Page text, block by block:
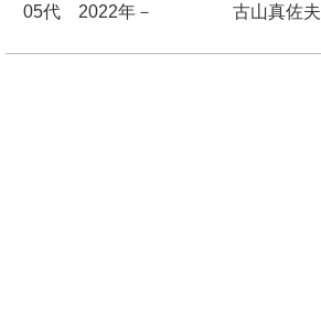
05代 2022年－ 古山真佐夫